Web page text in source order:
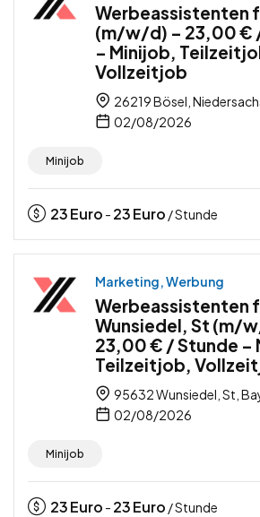
Werbeassistenten
(m/w/d) – 23,00 €
– Minijob,
Vollzeitjob
26219 Bösel,
02/08/2026
Minijob
23Euro - 23Euro / Stunde
Marketing, Werbung
Werbeassistenten
Wunsiedel, St (m/
23,00 € / Stunde –
Teilzeitjob,
95632 Wunsiedel, St,
02/08/2026
Minijob
23Euro - 23Euro / Stunde